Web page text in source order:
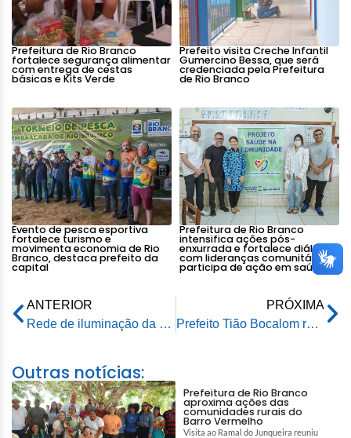
Prefeitura de Rio Branco
fortalece segurança alimentar
com entrega de cestas
básicas e Kits Verde
Prefeito visita Creche Infantil
Gumercino Bessa, que será
credenciada pela Prefeitura
de Rio Branco
Evento de pesca esportiva
fortalece turismo e
movimenta economia de Rio
Branco, destaca prefeito da
capital
Prefeitura de Rio Branco
intensifica ações pós-
enxurrada e fortalece diálogo
com lideranças comunitárias e
participa de ação em saúde
ANTERIOR
Rede de iluminação da Passarela Joaquim Macedo recebe manutenção da Prefeitura de Rio Branco
PRÓXIMA
Prefeito Tião Bocalom recebe homenagem da Fieac na Semana da Indústria
Outras notícias:
Prefeitura de Rio Branco
aproxima ações das
comunidades rurais do
Barro Vermelho
Visita ao Ramal do Junqueira reuniu